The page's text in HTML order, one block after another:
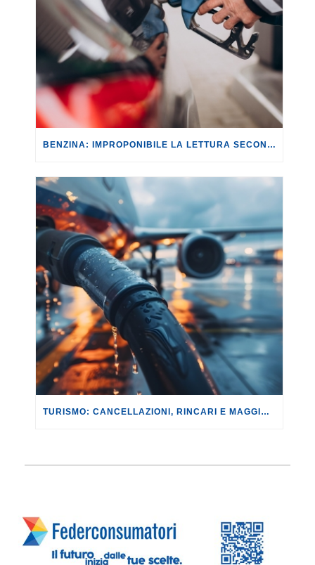
BENZINA: IMPROPONIBILE LA LETTURA SECONDO CUI PROROGARE IL TAGLIO DELLE ACCISE SIGNIFICA TASSARE TUTTI I CITTADINI.
TURISMO: CANCELLAZIONI, RINCARI E MAGGIORAZIONI DI VOLI E PRENOTAZIONI.